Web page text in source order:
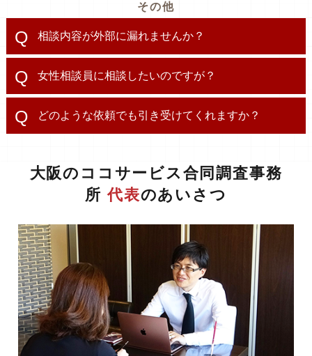
その他
相談内容が外部に漏れませんか？
女性相談員に相談したいのですが？
どのような依頼でも引き受けてくれますか？
大阪のココサービス合同調査事務
所代表のあいさつ